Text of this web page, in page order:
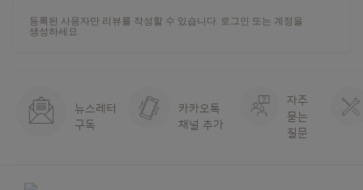
등록된 사용자만 리뷰를 작성할 수 있습니다. 로그인 또는 계정을
생성하세요
뉴스레터
구독
카카오톡
채널 추가
자주
묻는
질문